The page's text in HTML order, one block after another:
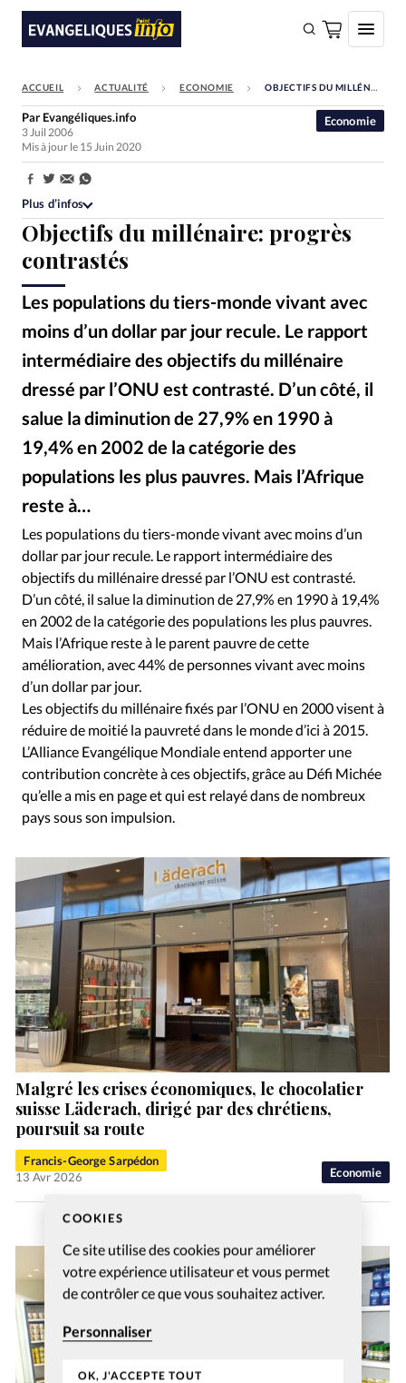
COOKIES
Ce site utilise des cookies pour améliorer
votre expérience utilisateur et vous permet
de contrôler ce que vous souhaitez activer.
Personnaliser
OK, J'ACCEPTE TOUT
FAIRE UN DON
Faire un don
Société
Monde
Bible
Toute l'actualité
Se connecter
CHF
RUBRIQUES
Toute l'actualité Bible Culture
Economie
Eglises
Histoire Laicité
Liberté religieuse
Mission
Monde People Politique
Religions
Société
ACCUEIL ACTUALITÉ ECONOMIE OBJECTIFS DU MILLÉNAIRE: PROGRÈS CONTRASTÉS
Objectifs du millénaire: progrès
contrastés
Les populations du tiers-monde vivant avec
moins d’un dollar par jour recule. Le rapport
intermédiaire des objectifs du millénaire
dressé par l’ONU est contrasté. D’un côté, il
salue la diminution de 27,9% en 1990 à
19,4% en 2002 de la catégorie des
populations les plus pauvres. Mais l’Afrique
reste à…
Economie
Par Evangéliques.info
3 Juil 2006
Mis à jour le 15 Juin 2020
Partager:
Plus d’infos
Les populations du tiers-monde vivant avec moins d’un
dollar par jour recule. Le rapport intermédiaire des
objectifs du millénaire dressé par l’ONU est contrasté.
D’un côté, il salue la diminution de 27,9% en 1990 à 19,4%
en 2002 de la catégorie des populations les plus pauvres.
Mais l’Afrique reste à le parent pauvre de cette
amélioration, avec 44% de personnes vivant avec moins
d’un dollar par jour.
Les objectifs du millénaire fixés par l’ONU en 2000 visent à
réduire de moitié la pauvreté dans le monde d’ici à 2015.
L’Alliance Evangélique Mondiale entend apporter une
contribution concrète à ces objectifs, grâce au Défi Michée
qu’elle a mis en page et qui est relayé dans de nombreux
pays sous son impulsion.
Economie
Malgré les crises économiques, le chocolatier
suisse Läderach, dirigé par des chrétiens,
poursuit sa route
Francis-George Sarpédon
13 Avr 2026